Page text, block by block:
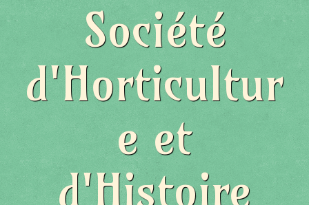
Société
d'Horticultur
e et
d'Histoire